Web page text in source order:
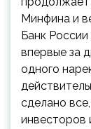
Минфина и
Банк
впервые за
одного
сделано
инвесторов